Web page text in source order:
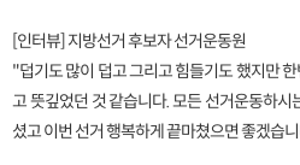
[인터뷰] 지방선거 후보자 선거운동원
"덥기도 많이 덥고 그리고 힘들기도 했지만
고 뜻깊었던 것 같습니다. 모든 선거운동하
셨고 이번 선거 행복하게 끝마쳤으면 좋겠습